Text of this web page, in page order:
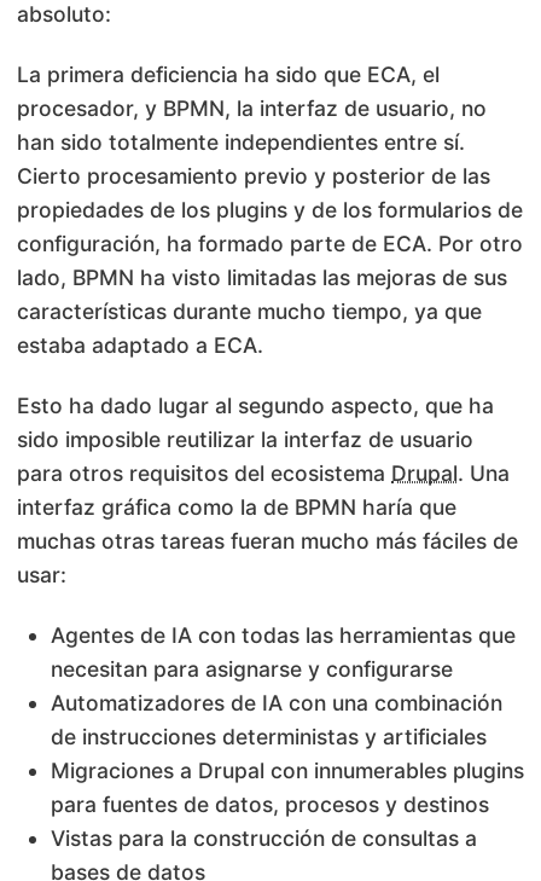
absoluto:
La primera deficiencia ha sido que ECA, el
procesador, y BPMN, la interfaz de usuario, no
han sido totalmente independientes entre sí.
Cierto procesamiento previo y posterior de las
propiedades de los plugins y de los formularios de
configuración, ha formado parte de ECA. Por otro
lado, BPMN ha visto limitadas las mejoras de sus
características durante mucho tiempo, ya que
estaba adaptado a ECA.
Esto ha dado lugar al segundo aspecto, que ha
sido imposible reutilizar la interfaz de usuario
para otros requisitos del ecosistema Drupal. Una
interfaz gráfica como la de BPMN haría que
muchas otras tareas fueran mucho más fáciles de
usar:
Agentes de IA con todas las herramientas que
necesitan para asignarse y configurarse
Automatizadores de IA con una combinación
de instrucciones deterministas y artificiales
Migraciones a Drupal con innumerables plugins
para fuentes de datos, procesos y destinos
Vistas para la construcción de consultas a
bases de datos